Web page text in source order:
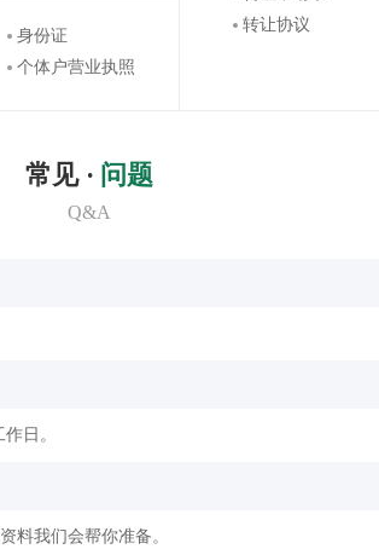
转让协议
身份证
个体户营业执照
常见 · 问题
Q&A
日。
料我们会帮你准备。